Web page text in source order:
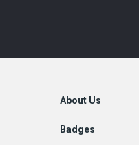
Explore
About Us
Badges